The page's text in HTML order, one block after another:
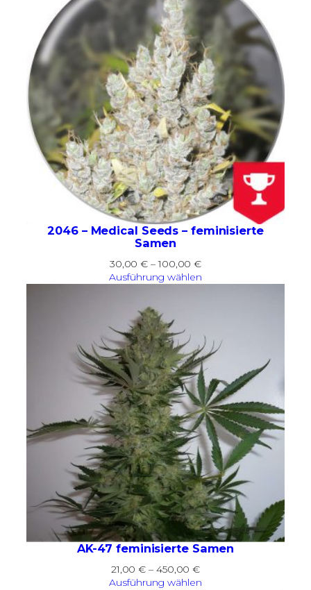
2046 – Medical Seeds – feminisierte
Samen
30,00€ –100,00€Preisspanne:
30,00 €
Ausführung wählen
AK-47 feminisierte Samen
21,00€ – 450,00€Preisspanne:
21,00 €
Ausführung wählen